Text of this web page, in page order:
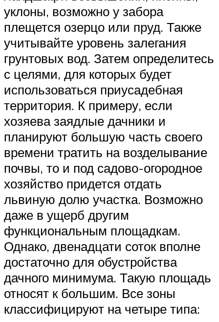
уклоны, возможно у забора
плещется озерцо или пруд. Также
учитывайте уровень залегания
грунтовых вод. Затем определитесь
с целями, для которых будет
использоваться приусадебная
территория. К примеру, если
хозяева заядлые дачники и
планируют большую часть своего
времени тратить на возделывание
почвы, то и под садово-огородное
хозяйство придется отдать
львиную долю участка. Возможно
даже в ущерб другим
функциональным площадкам.
Однако, двенадцати соток вполне
достаточно для обустройства
дачного минимума. Такую площадь
относят к большим. Все зоны
классифицируют на четыре типа: